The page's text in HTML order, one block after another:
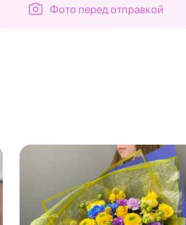
Фото перед отправкой